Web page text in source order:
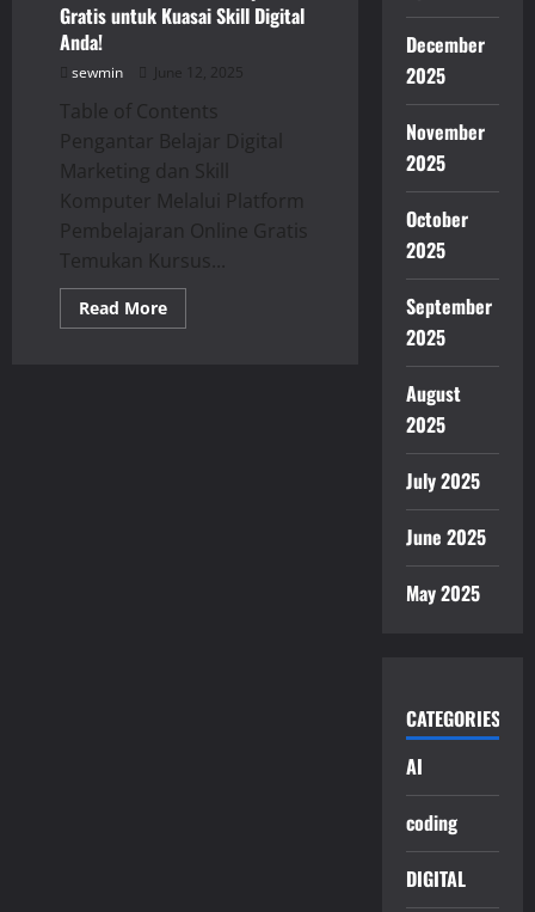
Masa
Depan!
Gratis untuk Kuasai Skill Digital
Anda!
sewmin June 12, 2025
Table of Contents
Pengantar Belajar Digital
Marketing dan Skill
Komputer Melalui Platform
Pembelajaran Online Gratis
Temukan Kursus...
Read MoreRead
more
December
2025
November
2025
October
2025
September
2025
August
2025
July 2025
June 2025
May 2025
CATEGORIES
AI
coding
DIGITAL